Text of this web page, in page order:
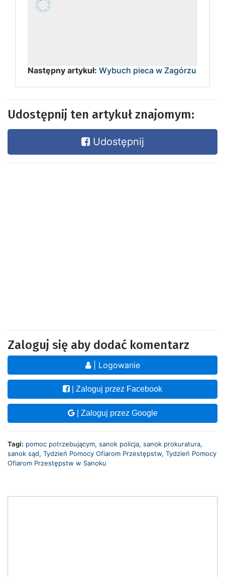
Następny artykuł: Wybuch pieca w Zagórzu
Udostępnij ten artykuł znajomym:
Udostępnij
Zaloguj się aby dodać komentarz
| Logowanie
| Zaloguj przez Facebook
| Zaloguj przez Google
Tagi: pomoc potrzebującym, sanok policja, sanok prokuratura,
sanok sąd, Tydzień Pomocy Ofiarom Przestępstw, Tydzień Pomocy
Ofiarom Przestępstw w Sanoku